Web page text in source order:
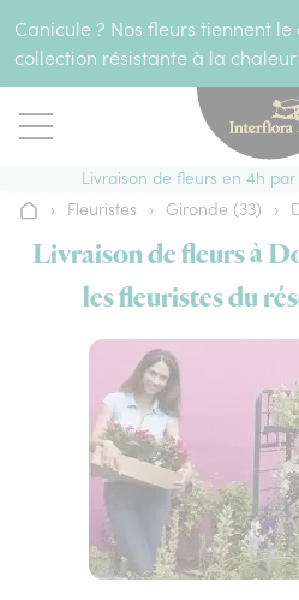
Canicule ? Nos fleurs tiennent
collection résistante à la chaleur
Livraison de fleurs en 4h
Accueil
› Fleuristes › Gironde (33) ›
Livraison de fleurs à
les fleuristes du